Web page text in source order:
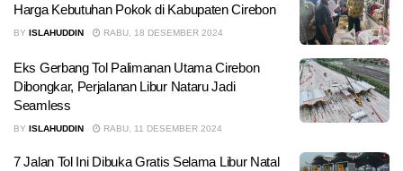
Harga Kebutuhan Pokok di Kabupaten Cirebon
BY ISLAHUDDIN RABU, 18 DESEMBER 2024
Eks Gerbang Tol Palimanan Utama Cirebon
Dibongkar, Perjalanan Libur Nataru Jadi
Seamless
BY ISLAHUDDIN RABU, 11 DESEMBER 2024
7 Jalan Tol Ini Dibuka Gratis Selama Libur Natal